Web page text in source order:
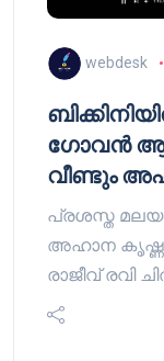
webdesk
ഗോവൻ
വീണ്ടും
പ്രശസ്ത
അഹാന കൃഷ്ണ,
രാജീവ് രവി